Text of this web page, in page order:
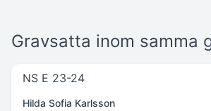
Gravsatta inom samma
NS E 23-24
Hilda Sofia Karlsson